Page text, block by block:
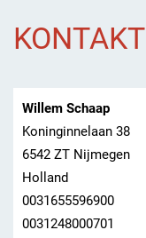
KONTAKT
Willem Schaap
Koninginnelaan 38
6542 ZT Nijmegen
Holland
0031655596900
0031248000701